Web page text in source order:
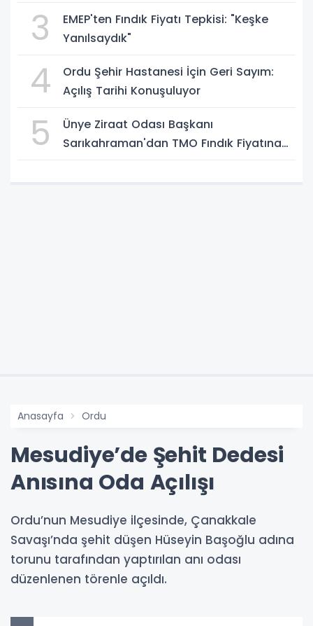
3
EMEP'ten Fındık Fiyatı Tepkisi: "Keşke
Yanılsaydık"
4
Ordu Şehir Hastanesi İçin Geri Sayım:
Açılış Tarihi Konuşuluyor
5
Ünye Ziraat Odası Başkanı
Sarıkahraman'dan TMO Fındık Fiyatına
Anasayfa Ordu
Mesudiye’de Şehit Dedesi
Anısına Oda Açılışı
Ordu’nun Mesudiye ilçesinde, Çanakkale
Savaşı’nda şehit düşen Hüseyin Başoğlu adına
torunu tarafından yaptırılan anı odası
düzenlenen törenle açıldı.